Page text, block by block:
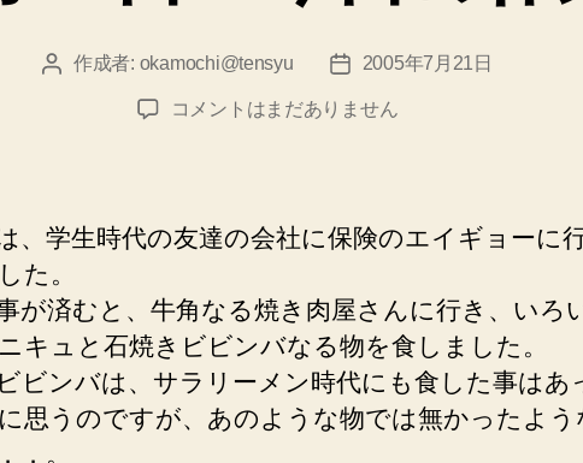
投 作成者: okamochi@tensyu
投
日
2005年7月21日
2005
21
日
日
の
業
場
コメントはまだありません
、学生時代の友達の会社に保険のエイギョーに
た。
が済むと、牛角なる焼き肉屋さんに行き、いろ
キュと石焼きビビンバなる物を食しました。
ビンバは、サラリーメン時代にも食した事はあ
思うのですが、あのような物では無かったよう
．。